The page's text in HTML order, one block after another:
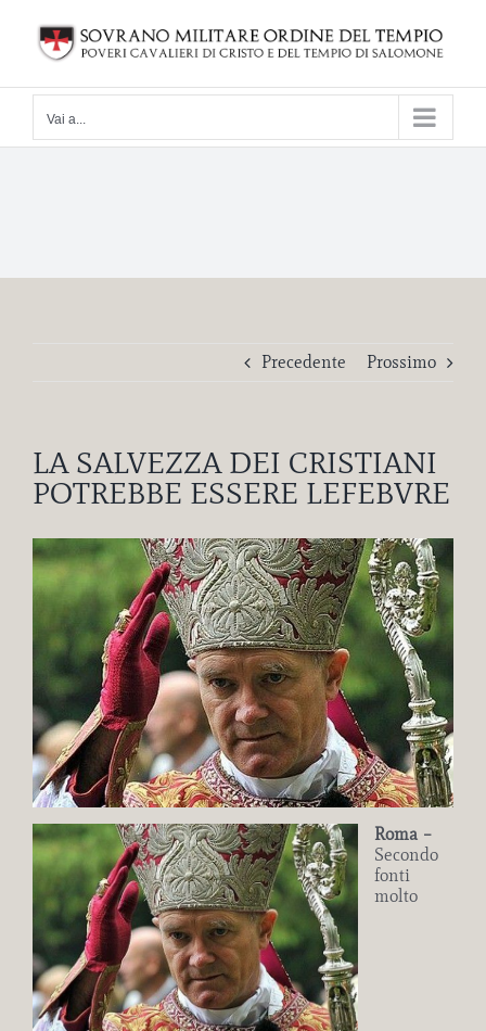
contenuto
Vai a...
Precedente Prossimo
LA SALVEZZA DEI CRISTIANI
POTREBBE ESSERE LEFEBVRE
Ingrandisci
immagine
Roma –
Secondo
fonti
molto